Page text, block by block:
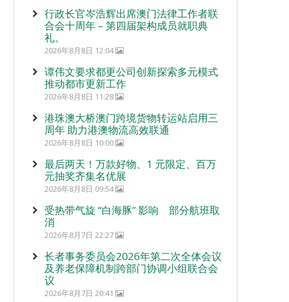
行政长官岑浩辉出席澳门法律工作者联
合会十周年 – 第四届架构成员就职典
礼。
2026年8月8日 12:04
谭伟文要求都更公司创新探索多元模式
推动都市更新工作
2026年8月8日 11:28
港珠澳大桥澳门跨境货物转运站启用三
周年 助力港澳物流高效联通
2026年8月8日 10:00
最后两天！万款好物、1 元限定、百万
元抽奖齐集名优展
2026年8月8日 09:54
受热带气旋 “白海豚” 影响 部分航班取
消
2026年8月7日 22:27
长者事务委员会2026年第二次全体会议
及养老保障机制跨部门协调小组联合会
议
2026年8月7日 20:41